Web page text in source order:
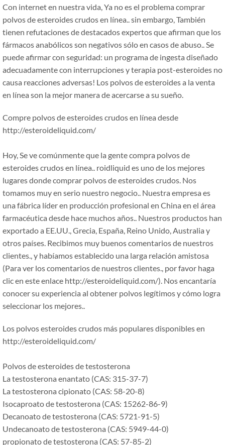
Con internet en nuestra vida, Ya no es el problema comprar
polvos de esteroides crudos en línea.. sin embargo, También
tienen refutaciones de destacados expertos que afirman que los
fármacos anabólicos son negativos sólo en casos de abuso.. Se
puede afirmar con seguridad: un programa de ingesta diseñado
adecuadamente con interrupciones y terapia post-esteroides no
causa reacciones adversas! Los polvos de esteroides a la venta
en línea son la mejor manera de acercarse a su sueño.
Compre polvos de esteroides crudos en línea desde
http://esteroideliquid.com/
Hoy, Se ve comúnmente que la gente compra polvos de
esteroides crudos en línea.. roidliquid es uno de los mejores
lugares donde comprar polvos de esteroides crudos. Nos
tomamos muy en serio nuestro negocio.. Nuestra empresa es
una fábrica líder en producción profesional en China en el área
farmacéutica desde hace muchos años.. Nuestros productos han
exportado a EE.UU., Grecia, España, Reino Unido, Australia y
otros países. Recibimos muy buenos comentarios de nuestros
clientes., y habíamos establecido una larga relación amistosa
(Para ver los comentarios de nuestros clientes., por favor haga
clic en este enlace http://esteroideliquid.com/). Nos encantaría
conocer su experiencia al obtener polvos legítimos y cómo logra
seleccionar los mejores..
Los polvos esteroides crudos más populares disponibles en
http://esteroideliquid.com/
Polvos de esteroides de testosterona
La testosterona enantato (CAS: 315-37-7)
La testosterona cipionato (CAS: 58-20-8)
Isocaproato de testosterona (CAS: 15262-86-9)
Decanoato de testosterona (CAS: 5721-91-5)
Undecanoato de testosterona (CAS: 5949-44-0)
propionato de testosterona (CAS: 57-85-2)